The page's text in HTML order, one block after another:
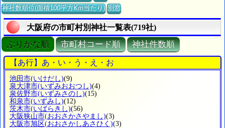
神社数順位(面積100平方Km当たり) 別窓
大阪府の市町村別神社一覧表(719社)
ぶりがな順 市町村コード順 神社件数順
【あ行】あ・い・う・え・お
池田市(いけだし)(9)
泉大津市(いずみおおつし)(4)
泉佐野市(いずみさのし)(15)
和泉市(いずみし)(12)
茨木市(いばらきし)(56)
大阪狭山市(おおさかさやまし)(3)
大阪市旭区(おおさかしあさひく)(3)